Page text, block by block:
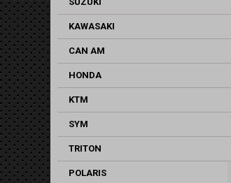
KAWASAKI
CAN AM
HONDA
KTM
SYM
TRITON
POLARIS